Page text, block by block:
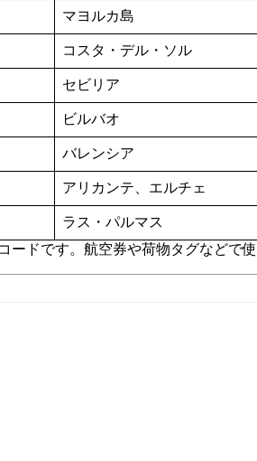
マヨルカ島
コスタ・デル・ソル
セビリア
ビルバオ
バレンシア
アリカンテ、エルチェ
ラス・パルマス
ドです。航空券や荷物タグなどで使